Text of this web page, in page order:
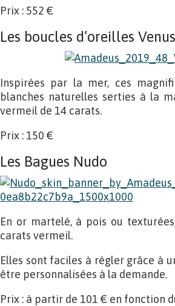
Prix : 552 €
Les boucles d’oreilles
Inspirées par la mer, ces
blanches naturelles serties à la
vermeil de 14 carats.
Prix : 150 €
Les Bagues Nudo
En or martelé, à pois ou
carats vermeil.
Elles sont faciles à régler grâce à
être personnalisées à la demande.
Prix : à partir de 101 € en fonction